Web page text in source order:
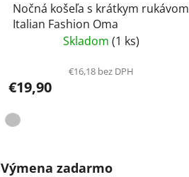
Nočná košeľa s krátkym rukávom
Italian Fashion Oma
Skladom (1 ks)
€16,18 bez DPH
€19,90
Výmena zadarmo